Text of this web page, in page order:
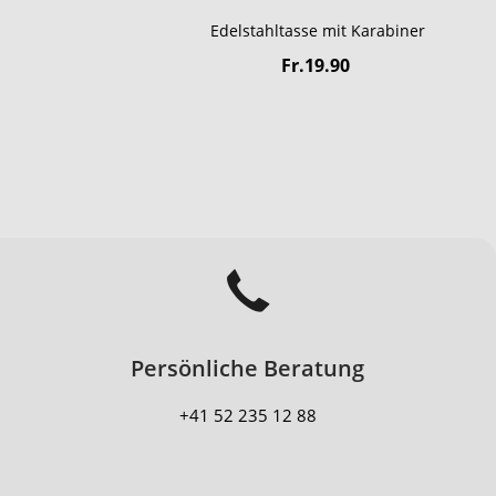
Edelstahltasse mit Karabiner
Fr.19.90
Persönliche Beratung
+41 52 235 12 88